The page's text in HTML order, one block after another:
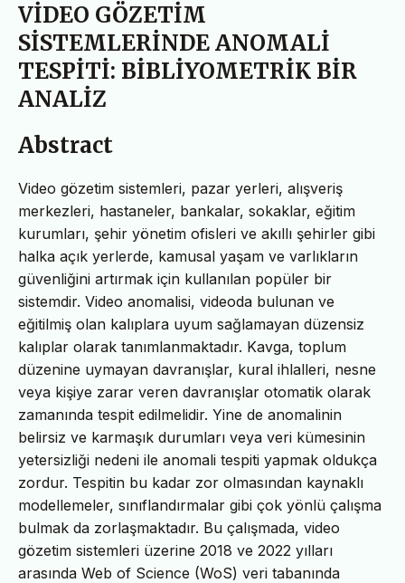
VİDEO GÖZETİM
SİSTEMLERİNDE ANOMALİ
TESPİTİ: BİBLİYOMETRİK BİR
ANALİZ
Abstract
Video gözetim sistemleri, pazar yerleri, alışveriş
merkezleri, hastaneler, bankalar, sokaklar, eğitim
kurumları, şehir yönetim ofisleri ve akıllı şehirler gibi
halka açık yerlerde, kamusal yaşam ve varlıkların
güvenliğini artırmak için kullanılan popüler bir
sistemdir. Video anomalisi, videoda bulunan ve
eğitilmiş olan kalıplara uyum sağlamayan düzensiz
kalıplar olarak tanımlanmaktadır. Kavga, toplum
düzenine uymayan davranışlar, kural ihlalleri, nesne
veya kişiye zarar veren davranışlar otomatik olarak
zamanında tespit edilmelidir. Yine de anomalinin
belirsiz ve karmaşık durumları veya veri kümesinin
yetersizliği nedeni ile anomali tespiti yapmak oldukça
zordur. Tespitin bu kadar zor olmasından kaynaklı
modellemeler, sınıflandırmalar gibi çok yönlü çalışma
bulmak da zorlaşmaktadır. Bu çalışmada, video
gözetim sistemleri üzerine 2018 ve 2022 yılları
arasında Web of Science (WoS) veri tabanında